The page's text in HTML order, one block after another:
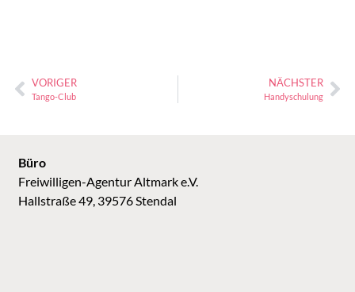
VORIGER
Tango-Club
NÄCHSTER
Handyschulung
Büro
Freiwilligen-Agentur Altmark e.V.
Hallstraße 49, 39576 Stendal